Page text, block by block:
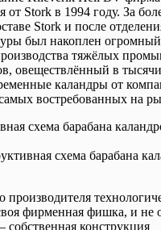
от Stork в 1994 году. За
Stork и после
был накоплен
тяжёлых
овеществлённый в
каландры от
востребованных на
схема барабана
производителя
фирменная фишка, и не
конструкция